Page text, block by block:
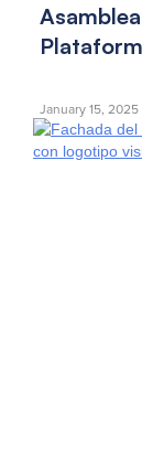
January 15, 2025